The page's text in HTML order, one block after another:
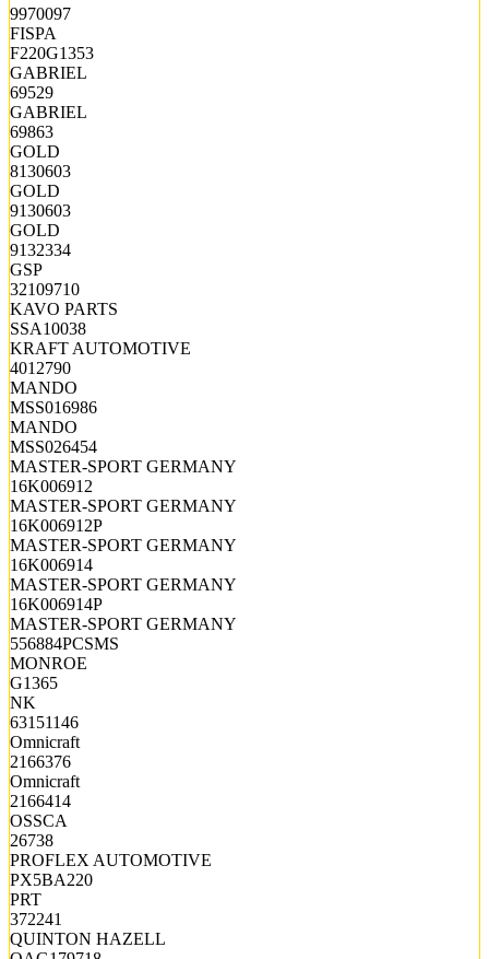
9970097
FISPA
F220G1353
GABRIEL
69529
GABRIEL
69863
GOLD
8130603
GOLD
9130603
GOLD
9132334
GSP
32109710
KAVO PARTS
SSA10038
KRAFT AUTOMOTIVE
4012790
MANDO
MSS016986
MANDO
MSS026454
MASTER-SPORT GERMANY
16K006912
MASTER-SPORT GERMANY
16K006912P
MASTER-SPORT GERMANY
16K006914
MASTER-SPORT GERMANY
16K006914P
MASTER-SPORT GERMANY
556884PCSMS
MONROE
G1365
NK
63151146
Omnicraft
2166376
Omnicraft
2166414
OSSCA
26738
PROFLEX AUTOMOTIVE
PX5BA220
PRT
372241
QUINTON HAZELL